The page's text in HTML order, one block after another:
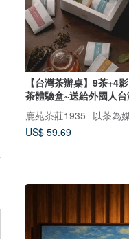
【台灣茶辦桌】9茶+4
茶體驗盒~送給外國人
US$ 59.69